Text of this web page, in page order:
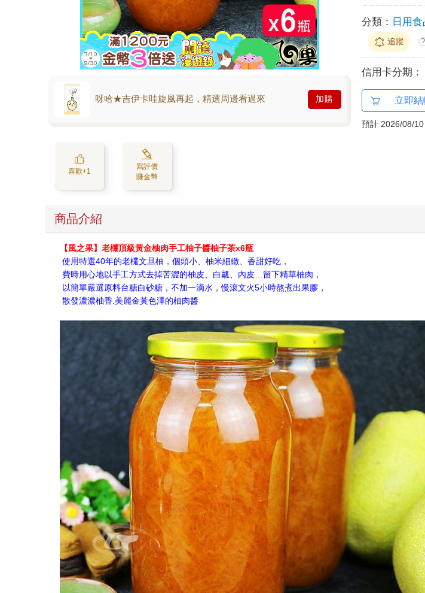
呀哈★吉伊卡哇旋風再起，精選周邊看過來 加購
喜歡+1
寫評價
賺金幣
分類： 日用食
追蹤 ?
信用卡分期：
立即結
預計 2026/08/
商品介紹
【風之果】老欉頂級黃金柚肉手工柚子醬柚子茶x6瓶
使用特選40年的老欉文旦柚，個頭小、柚米細緻、香甜好吃，
費時用心地以手工方式去掉苦澀的柚皮、白瓤、內皮…留下精華柚肉，
以簡單嚴選原料台糖白砂糖，不加一滴水，慢滾文火5小時熬煮出果膠，
散發濃濃柚香.美麗金黃色澤的柚肉醬